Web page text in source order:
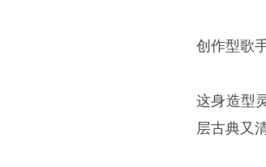
创作型歌
这身造型
层古典又